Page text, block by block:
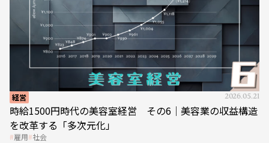
経営 2026.05.21
時給1500円時代の美容室経営 その6｜美容業の収益構造
を改革する「多次元化」
雇用 社会